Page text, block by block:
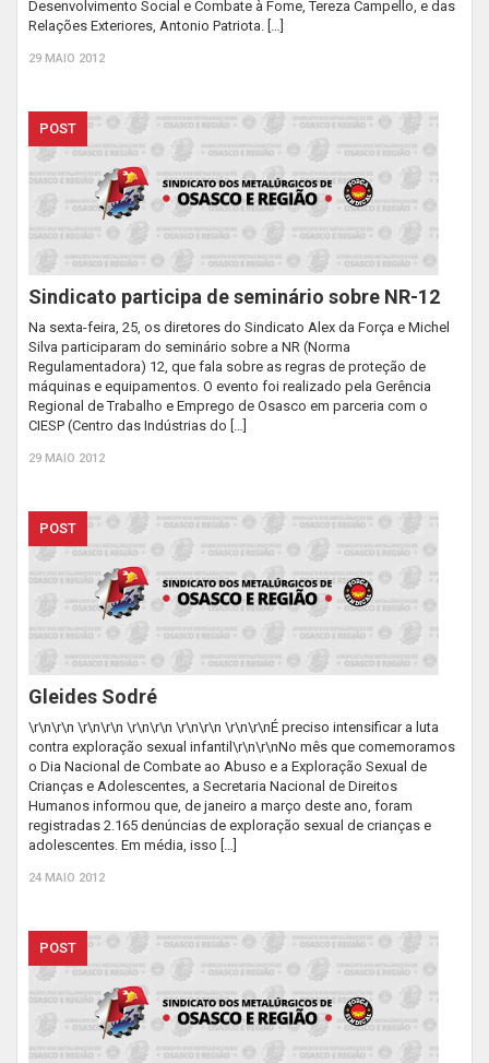
Desenvolvimento Social e Combate à Fome, Tereza Campello, e das
Relações Exteriores, Antonio Patriota. […]
29 MAIO 2012
POST
Sindicato participa de seminário sobre NR-12
Na sexta-feira, 25, os diretores do Sindicato Alex da Força e Michel
Silva participaram do seminário sobre a NR (Norma
Regulamentadora) 12, que fala sobre as regras de proteção de
máquinas e equipamentos. O evento foi realizado pela Gerência
Regional de Trabalho e Emprego de Osasco em parceria com o
CIESP (Centro das Indústrias do […]
29 MAIO 2012
POST
Gleides Sodré
\r\n\r\n \r\n\r\n \r\n\r\n \r\n\r\n \r\n\r\nÉ preciso intensificar a luta
contra exploração sexual infantil\r\n\r\nNo mês que comemoramos
o Dia Nacional de Combate ao Abuso e a Exploração Sexual de
Crianças e Adolescentes, a Secretaria Nacional de Direitos
Humanos informou que, de janeiro a março deste ano, foram
registradas 2.165 denúncias de exploração sexual de crianças e
adolescentes. Em média, isso […]
24 MAIO 2012
POST